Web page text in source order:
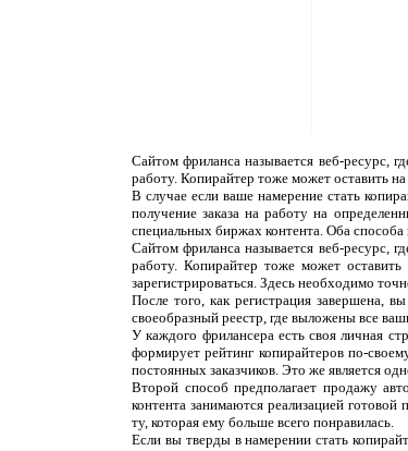
Сайтом фриланса называется веб-ресурс,
работу. Копирайтер тоже может оставить
В случае если ваше намерение стать
получение заказа на работу на
специальных биржах контента. Оба
Сайтом фриланса называется веб-ресурс,
работу. Копирайтер тоже может
зарегистрироваться. Здесь необходимо
После того, как регистрация завершена,
своеобразный реестр, где выложены все
У каждого фрилансера есть своя личная
формирует рейтинг копирайтеров по-
постоянных заказчиков. Это же является
Второй способ предполагает продажу
контента занимаются реализацией
ту, которая ему больше всего понравилась.
Если вы тверды в намерении стать